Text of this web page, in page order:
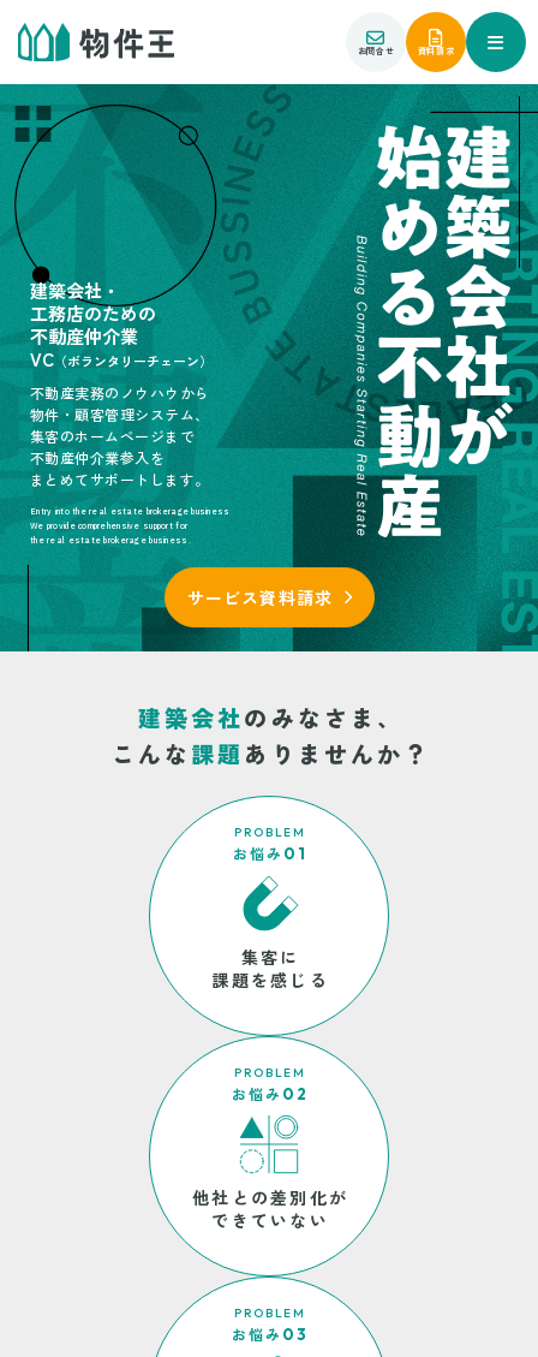
お問合せ 資料請求
建築会社・
工務店のための
不動産仲介業
VC （ボランタリーチェーン）
不動産実務のノウハウから
物件・顧客管理システム、
集客のホームページまで
不動産仲介業参入を
まとめてサポートします。
Entry into the real estate brokerage business
We provide comprehensive support for
the real estate brokerage business.
サービス資料請求
建築会社のみなさま、
こんな 課題ありませんか？
PROBLEM
お悩み 01
集客に
課題を感じる
PROBLEM
お悩み 02
他社との差別化が
できていない
PROBLEM
お悩み 03